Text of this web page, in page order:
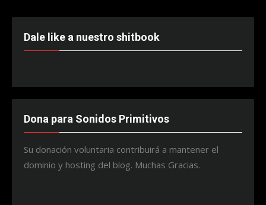
Dale like a nuestro shitbook
Dona para Sonidos Primitivos
Su donación voluntaria contribuirá a mantener el
dominio y hosting del blog. Muchas Gracias.